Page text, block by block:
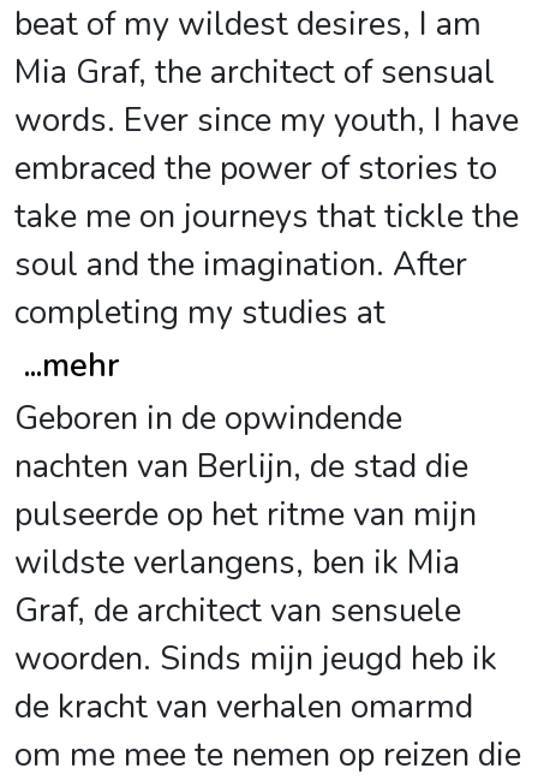
beat of my wildest desires, I am
Mia Graf, the architect of sensual
words. Ever since my youth, I have
embraced the power of stories to
take me on journeys that tickle the
soul and the imagination. After
completing my studies at
...mehr
Geboren in de opwindende
nachten van Berlijn, de stad die
pulseerde op het ritme van mijn
wildste verlangens, ben ik Mia
Graf, de architect van sensuele
woorden. Sinds mijn jeugd heb ik
de kracht van verhalen omarmd
om me mee te nemen op reizen die